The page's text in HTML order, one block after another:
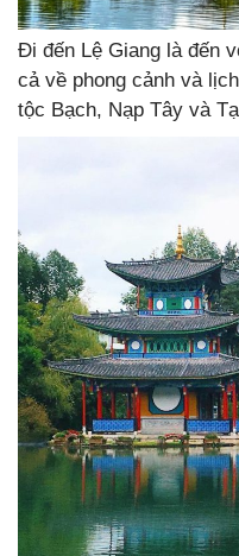
Đi đến Lệ Giang là đến
cả về phong cảnh và
tộc Bạch, Nạp Tây và